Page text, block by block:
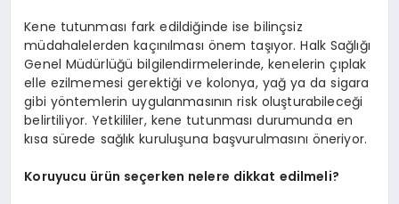
Kene tutunması fark edildiğinde ise bilinçsiz
müdahalelerden kaçınılması önem taşıyor. Halk Sağlığı
Genel Müdürlüğü bilgilendirmelerinde, kenelerin çıplak
elle ezilmemesi gerektiği ve kolonya, yağ ya da sigara
gibi yöntemlerin uygulanmasının risk oluşturabileceği
belirtiliyor. Yetkililer, kene tutunması durumunda en
kısa sürede sağlık kuruluşuna başvurulmasını öneriyor.
Koruyucu ürün seçerken nelere dikkat edilmeli?